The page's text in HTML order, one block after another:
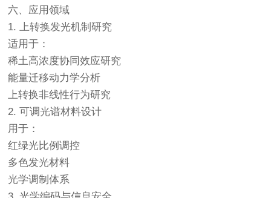
六、应用领域
1. 上转换发光机制研究
适用于：
稀土高浓度协同效应研究
能量迁移动力学分析
上转换非线性行为研究
2. 可调光谱材料设计
用于：
红绿光比例调控
多色发光材料
光学调制体系